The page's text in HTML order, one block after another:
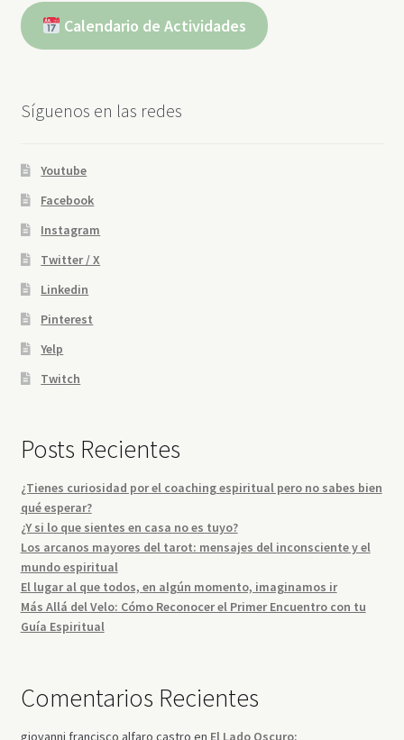
Calendario de Actividades
Síguenos en las redes
Youtube
Facebook
Instagram
Twitter / X
Linkedin
Pinterest
Yelp
Twitch
Posts Recientes
¿Tienes curiosidad por el coaching espiritual pero no sabes bien
qué esperar?
¿Y si lo que sientes en casa no es tuyo?
Los arcanos mayores del tarot: mensajes del inconsciente y el
mundo espiritual
El lugar al que todos, en algún momento, imaginamos ir
Más Allá del Velo: Cómo Reconocer el Primer Encuentro con tu
Guía Espiritual
Comentarios Recientes
giovanni francisco alfaro castro en El Lado Oscuro: